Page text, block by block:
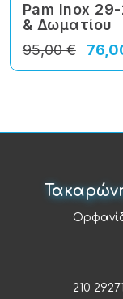
Pam Inox
& Δωματίου
95,00 €
210